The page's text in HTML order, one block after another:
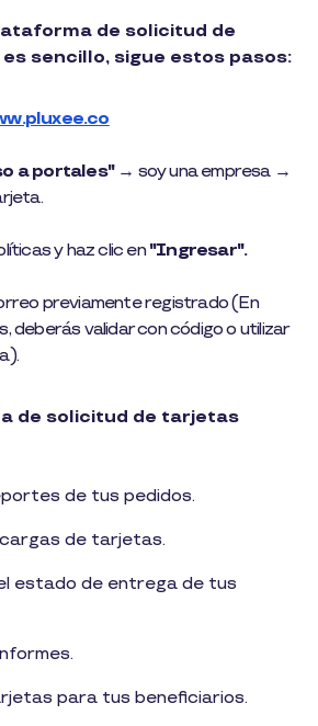
de solicitud de
sencillo, sigue estos pasos:
a portales"→ soy una empresa →
y haz clic en"Ingresar".
previamente registrado (En
deberás validar con código o utilizar
de solicitud de tarjetas
de tus pedidos.
de tarjetas.
estado de entrega de tus
para tus beneficiarios.